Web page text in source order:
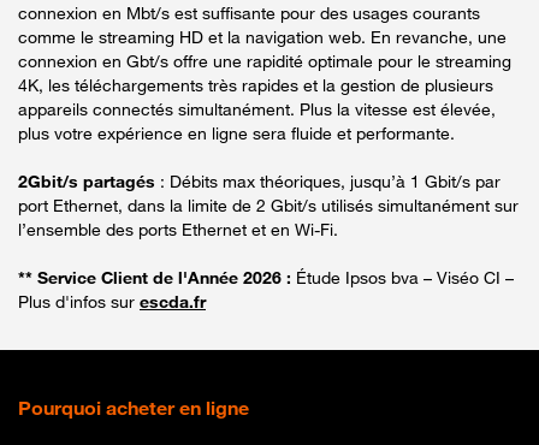
connexion en Mbt/s est suffisante pour des usages courants
comme le streaming HD et la navigation web. En revanche, une
connexion en Gbt/s offre une rapidité optimale pour le streaming
4K, les téléchargements très rapides et la gestion de plusieurs
appareils connectés simultanément. Plus la vitesse est élevée,
plus votre expérience en ligne sera fluide et performante.
2Gbit/s partagés : Débits max théoriques, jusqu’à 1 Gbit/s par
port Ethernet, dans la limite de 2 Gbit/s utilisés simultanément sur
l’ensemble des ports Ethernet et en Wi-Fi.
** Service Client de l'Année 2026 : Étude Ipsos bva – Viséo CI –
Plus d'infos sur escda.fr
Pourquoi acheter en ligne